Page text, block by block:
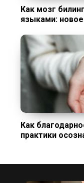
Как мозг
языками:
Как
практики